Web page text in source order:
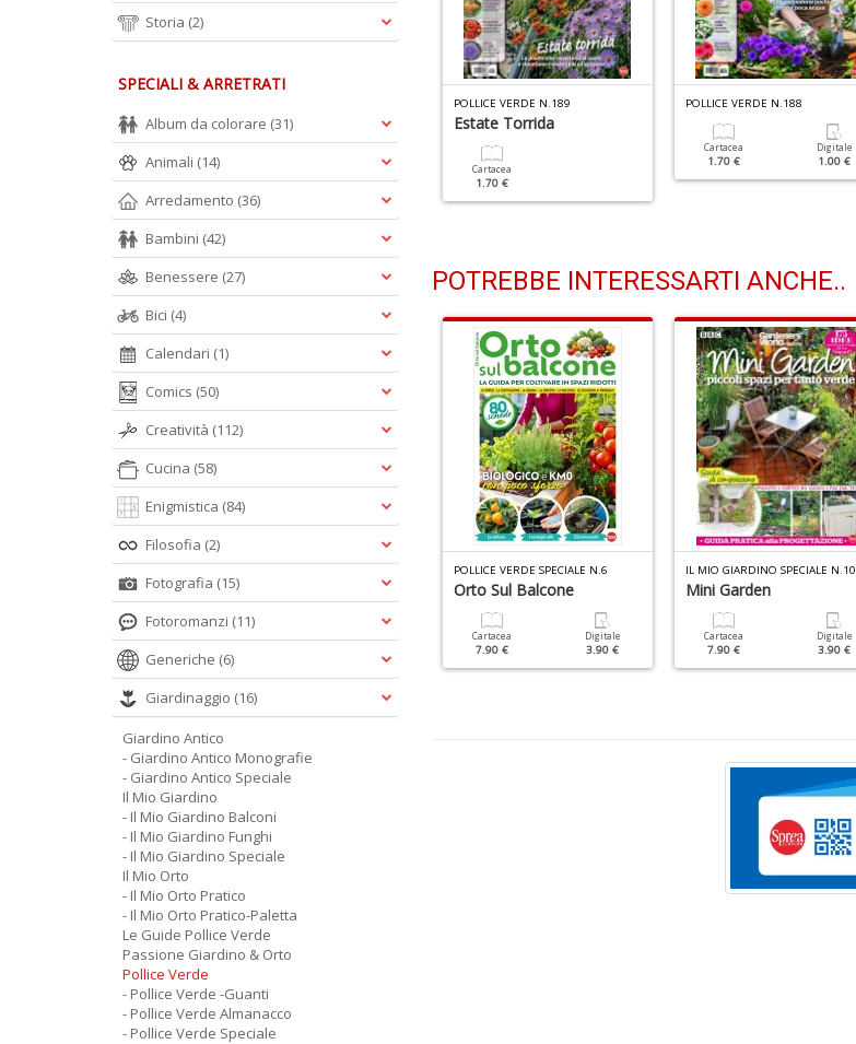
Estive Da Zero
Digitale
0.90 €
Tante Idee Fiorite In Poco
Spazio
1.50 € 0.90 €
POLLICE VERDE N.189
Estate Torrida
Cartacea
1.70 €
POLLICE VERDE N.188
Cartacea
1.70 €
Digitale
1.00 €
POTREBBE INTERESSARTI ANCHE..
Come Diventare Il
Del Tuo Verde
Digitale
4.90 €
Rampicanti
POLLICE VERDE SPECIALE N.6
Orto Sul Balcone
Cartacea
7.90 €
Digitale
3.90 €
IL MIO GIARDINO SPECIALE N.10
Mini Garden
Cartacea
7.90 €
Digitale
3.90 €
Storia (2)
SPECIALI & ARRETRATI
Album da colorare (31)
Animali (14)
Arredamento (36)
Bambini (42)
Benessere (27)
Bici (4)
Calendari (1)
Comics (50)
Creatività (112)
Cucina (58)
Enigmistica (84)
Filosofia (2)
Fotografia (15)
Fotoromanzi (11)
Generiche (6)
Giardinaggio (16)
Giardino Antico
- Giardino Antico Monografie
- Giardino Antico Speciale
Il Mio Giardino
- Il Mio Giardino Balconi
- Il Mio Giardino Funghi
- Il Mio Giardino Speciale
Il Mio Orto
- Il Mio Orto Pratico
- Il Mio Orto Pratico-Paletta
Le Guide Pollice Verde
Passione Giardino & Orto
Pollice Verde
- Pollice Verde -Guanti
- Pollice Verde Almanacco
- Pollice Verde Speciale